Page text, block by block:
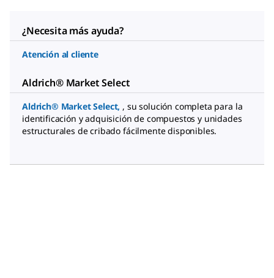
¿Necesita más ayuda?
Atención al cliente
Aldrich® Market Select
Aldrich® Market Select, , su solución completa para la
identificación y adquisición de compuestos y unidades
estructurales de cribado fácilmente disponibles.